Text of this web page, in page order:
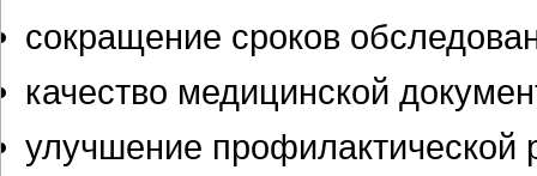
сокращение сроков
качество медицинской
улучшение профилактической